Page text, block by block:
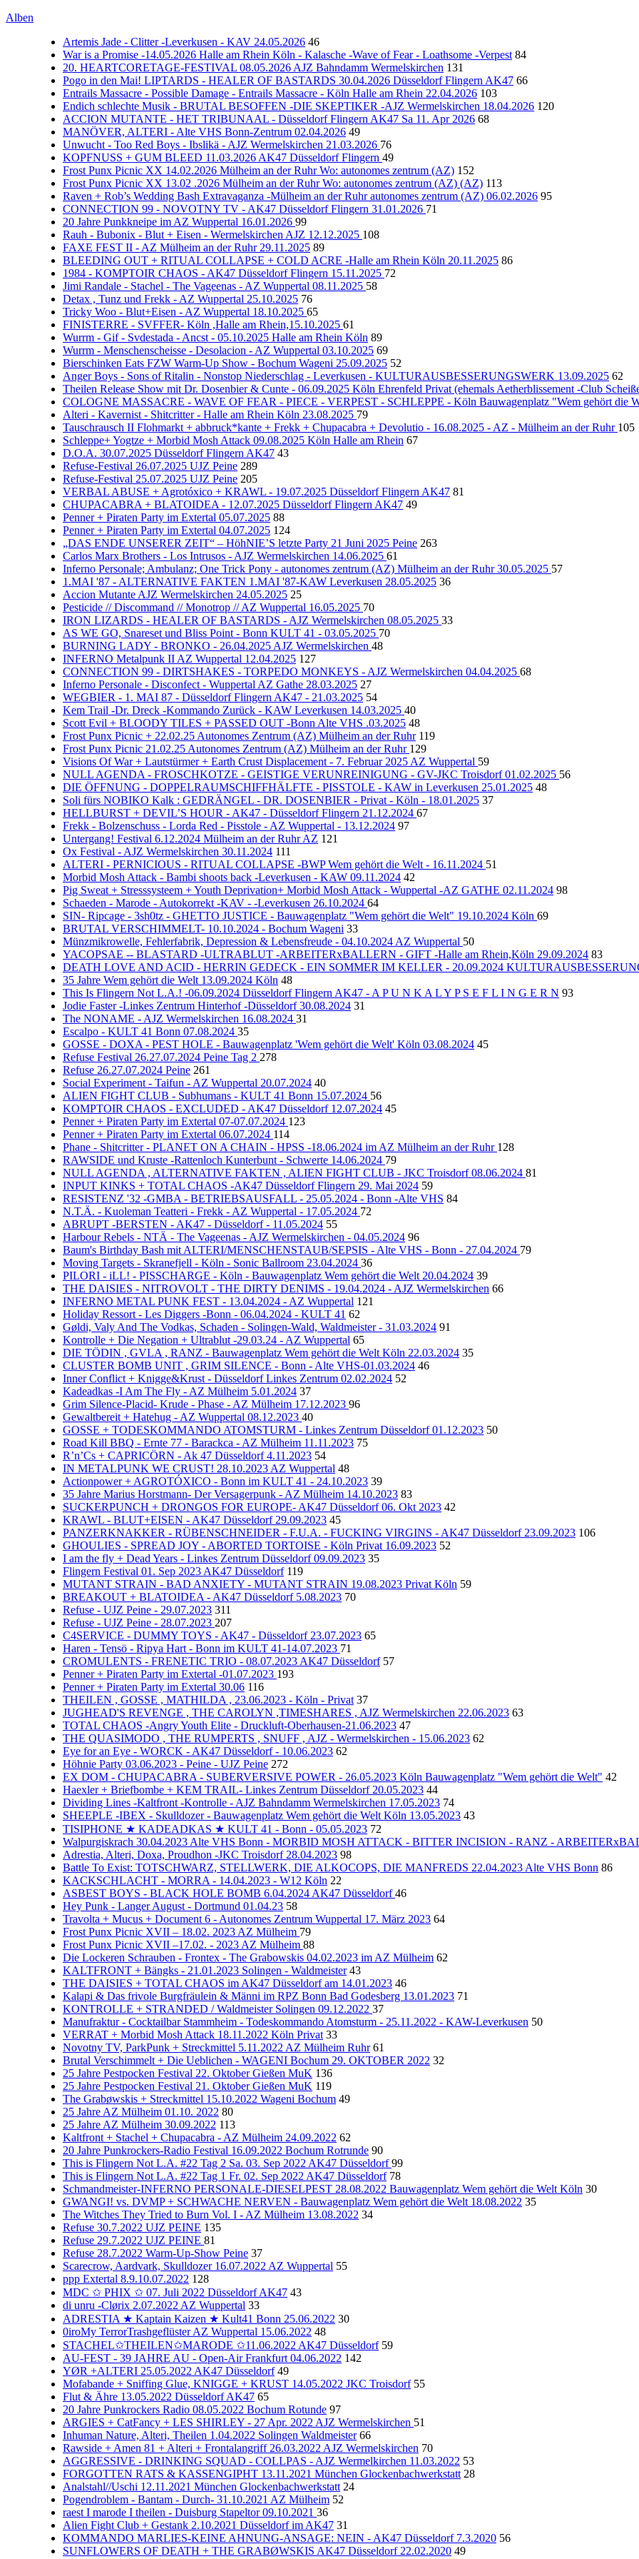
Alben
Artemis Jade - Clitter -Leverkusen - KAV 24.05.2026 46
War is a Promise -14.05.2026 Halle am Rhein Köln - Kalasche -Wave of Fear - Loathsome -Verpest 84
20. HEARTCORETAGE-FESTIVAL 08.05.2026 AJZ Bahndamm Wermelskirchen 131
Pogo in den Mai! LIPTARDS - HEALER OF BASTARDS 30.04.2026 Düsseldorf Flingern AK47 66
Entrails Massacre - Possible Damage - Entrails Massacre - Köln Halle am Rhein 22.04.2026 103
Endich schlechte Musik - BRUTAL BESOFFEN -DIE SKEPTIKER -AJZ Wermelskirchen 18.04.2026 120
ACCION MUTANTE - HET TRIBUNAAL - Düsseldorf Flingern AK47 Sa 11. Apr 2026 68
MANÖVER, ALTERI - Alte VHS Bonn-Zentrum 02.04.2026 49
Unwucht - Too Red Boys - Ibslikä - AJZ Wermelskirchen 21.03.2026 76
KOPFNUSS + GUM BLEED 11.03.2026 AK47 Düsseldorf Flingern 49
Frost Punx Picnic XX 14.02.2026 Mülheim an der Ruhr Wo: autonomes zentrum (AZ) 152
Frost Punx Picnic XX 13.02 .2026 Mülheim an der Ruhr Wo: autonomes zentrum (AZ) (AZ) 113
Raven + Rob’s Wedding Bash Extravaganza -Mülheim an der Ruhr autonomes zentrum (AZ) 06.02.2026 95
CONNECTION 99 - NOVOTNY TV - AK47 Düsseldorf Flingern 31.01.2026 71
20 Jahre Punkkneipe im AZ Wuppertal 16.01.2026 99
Rauh - Bubonix - Blut + Eisen - Wermelskirchen AJZ 12.12.2025 108
FAXE FEST II - AZ Mülheim an der Ruhr 29.11.2025 89
BLEEDING OUT + RITUAL COLLAPSE + COLD ACRE -Halle am Rhein Köln 20.11.2025 86
1984 - KOMPTOIR CHAOS - AK47 Düsseldorf Flingern 15.11.2025 72
Jimi Randale - Stachel - The Vageenas - AZ Wuppertal 08.11.2025 58
Detax , Tunz und Frekk - AZ Wuppertal 25.10.2025 76
Tricky Woo - Blut+Eisen - AZ Wuppertal 18.10.2025 65
FINISTERRE - SVFFER- Köln ,Halle am Rhein,15.10.2025 61
Wurrm - Gif - Svdestada - Ancst - 05.10.2025 Halle am Rhein Köln 89
Wurrm - Menschenscheisse - Desolacion - AZ Wuppertal 03.10.2025 69
Bierschinken Eats FZW Warm-Up Show - Bochum Wageni 25.09.2025 52
Anger Boys - Sons of Ritalin - Nonstop Niederschlag - Leverkusen - KULTURAUSBESSERUNGSWERK 13.09.2025 62
Theilen Release Show mit Dr. Dosenbier & Cunte - 06.09.2025 Köln Ehrenfeld Privat (ehemals Aetherblissement -Club
COLOGNE MASSACRE - WAVE OF FEAR - PIECE - VERPEST - SCHLEPPE - Köln Bauwagenplatz "Wem gehört die
Alteri - Kavernist - Shitcritter - Halle am Rhein Köln 23.08.2025 79
Tauschrausch II Flohmarkt + abbruck*kante + Frekk + Chupacabra + Devolutio - 16.08.2025 - AZ - Mülheim an der Ruhr 105
Schleppe+ Yogtze + Morbid Mosh Attack 09.08.2025 Köln Halle am Rhein 67
D.O.A. 30.07.2025 Düsseldorf Flingern AK47 43
Refuse-Festival 26.07.2025 UJZ Peine 289
Refuse-Festival 25.07.2025 UJZ Peine 205
VERBAL ABUSE + Agrotóxico + KRAWL - 19.07.2025 Düsseldorf Flingern AK47 81
CHUPACABRA + BLATOIDEA - 12.07.2025 Düsseldorf Flingern AK47 49
Penner + Piraten Party im Extertal 05.07.2025 88
Penner + Piraten Party im Extertal 04.07.2025 124
„DAS ENDE UNSERER ZEIT“ – HöhNIE’S letzte Party 21 Juni 2025 Peine 263
Carlos Marx Brothers - Los Intrusos - AJZ Wermelskirchen 14.06.2025 61
Inferno Personale; Ambulanz; One Trick Pony - autonomes zentrum (AZ) Mülheim an der Ruhr 30.05.2025 57
1.MAI '87 - ALTERNATIVE FAKTEN 1.MAI '87-KAW Leverkusen 28.05.2025 36
Accion Mutante AJZ Wermelskirchen 24.05.2025 25
Pesticide // Discommand // Monotrop // AZ Wuppertal 16.05.2025 70
IRON LIZARDS - HEALER OF BASTARDS - AJZ Wermelskirchen 08.05.2025 33
AS WE GO, Snareset und Bliss Point - Bonn KULT 41 - 03.05.2025 70
BURNING LADY - BRONKO - 26.04.2025 AJZ Wermelskirchen 48
INFERNO Metalpunk II AZ Wuppertal 12.04.2025 127
CONNECTION 99 - DIRTSHAKES - TORPEDO MONKEYS - AJZ Wermelskirchen 04.04.2025 68
Inferno Personale - Disconfect - Wuppertal AZ Gathe 28.03.2025 27
WEGBIER - 1. MAI 87 - Düsseldorf Flingern AK47 - 21.03.2025 54
Kem Trail -Dr. Dreck -Kommando Zurück - KAW Leverkusen 14.03.2025 40
Scott Evil + BLOODY TILES + PASSED OUT -Bonn Alte VHS .03.2025 48
Frost Punx Picnic + 22.02.25 Autonomes Zentrum (AZ) Mülheim an der Ruhr 119
Frost Punx Picnic 21.02.25 Autonomes Zentrum (AZ) Mülheim an der Ruhr 129
Visions Of War + Lautstürmer + Earth Crust Displacement - 7. Februar 2025 AZ Wuppertal 59
NULL AGENDA - FROSCHKOTZE - GEISTIGE VERUNREINIGUNG - GV-JKC Troisdorf 01.02.2025 56
DIE ÖFFNUNG - DOPPELRAUMSCHIFFHÄLFTE - PISSTOLE - KAW in Leverkusen 25.01.2025 48
Soli fürs NOBIKO Kalk : GEDRÄNGEL - DR. DOSENBIER - Privat - Köln - 18.01.2025 37
HELLBURST + DEVIL’S HOUR - AK47 - Düsseldorf Flingern 21.12.2024 67
Frekk - Bolzenschuss - Lorda Red - Pisstole - AZ Wuppertal - 13.12.2024 97
Untergang! Festival 6.12.2024 Mülheim an der Ruhr AZ 121
Ox Festival - AJZ Wermelskirchen 30.11.2024 111
ALTERI - PERNICIOUS - RITUAL COLLAPSE -BWP Wem gehört die Welt - 16.11.2024 51
Morbid Mosh Attack - Bambi shoots back -Leverkusen - KAW 09.11.2024 42
Pig Sweat + Stresssysteem + Youth Deprivation+ Morbid Mosh Attack - Wuppertal -AZ GATHE 02.11.2024 98
Schaeden - Marode - Autokorrekt -KAV - -Leverkusen 26.10.2024 64
SIN- Ripcage - 3sh0tz - GHETTO JUSTICE - Bauwagenplatz "Wem gehört die Welt" 19.10.2024 Köln 69
BRUTAL VERSCHIMMELT- 10.10.2024 - Bochum Wageni 33
Münzmikrowelle, Fehlerfabrik, Depression & Lebensfreude - 04.10.2024 AZ Wuppertal 50
YACOPSAE -- BLASTARD -ULTRABLUT -ARBEITERxBALLERN - GIFT -Halle am Rhein,Köln 29.09.2024 83
DEATH LOVE AND ACID - HERRIN GEDECK - EIN SOMMER IM KELLER - 20.09.2024
35 Jahre Wem gehört die Welt 13.09.2024 Köln 48
This Is Flingern Not L.A.! -06.09.2024 Düsseldorf Flingern AK47 - A P U N K A L Y P S E F L I N G E R N 93
Jodie Faster -Linkes Zentrum Hinterhof -Düsseldorf 30.08.2024 31
The NONAME - AJZ Wermelskirchen 16.08.2024 31
Escalpo - KULT 41 Bonn 07.08.2024 35
GOSSE - DOXA - PEST HOLE - Bauwagenplatz 'Wem gehört die Welt' Köln 03.08.2024 45
Refuse Festival 26.27.07.2024 Peine Tag 2 278
Refuse 26.27.07.2024 Peine 261
Social Experiment - Taifun - AZ Wuppertal 20.07.2024 40
ALIEN FIGHT CLUB - Subhumans - KULT 41 Bonn 15.07.2024 56
KOMPTOIR CHAOS - EXCLUDED - AK47 Düsseldorf 12.07.2024 45
Penner + Piraten Party im Extertal 07-07.07.2024 123
Penner + Piraten Party im Extertal 06.07.2024 114
Phane - Shitcritter - PLANET ON A CHAIN - HPSS -18.06.2024 im AZ Mülheim an der Ruhr 128
RAWSIDE und Kruste -Rattenloch Kunterbunt - Schwerte 14.06.2024 79
NULL AGENDA , ALTERNATIVE FAKTEN , ALIEN FIGHT CLUB - JKC Troisdorf 08.06.2024 81
INPUT KINKS + TOTAL CHAOS -AK47 Düsseldorf Flingern 29. Mai 2024 59
RESISTENZ '32 -GMBA - BETRIEBSAUSFALL - 25.05.2024 - Bonn -Alte VHS 84
N.T.Ä. - Kuoleman Teatteri - Frekk - AZ Wuppertal - 17.05.2024 72
ABRUPT -BERSTEN - AK47 - Düsseldorf - 11.05.2024 55
Harbour Rebels - NTÄ - The Vageenas - AJZ Wermelskirchen - 04.05.2024 96
Baum's Birthday Bash mit ALTERI/MENSCHENSTAUB/SEPSIS - Alte VHS - Bonn - 27.04.2024 79
Moving Targets - Skranefjell - Köln - Sonic Ballroom 23.04.2024 36
PILORI - iLL! - PISSCHARGE - Köln - Bauwagenplatz Wem gehört die Welt 20.04.2024 39
THE DAISIES - NITROVOLT - THE DIRTY DENIMS - 19.04.2024 - AJZ Wermelskirchen 66
INFERNO METAL PUNK FEST - 13.04.2024 - AZ Wuppertal 121
Holiday Ressort - Les Diggers -Bonn - 06.04.2024 - KULT 41 62
Gøldi, Valy And The Vodkas, Schaden - Solingen-Wald, Waldmeister - 31.03.2024 91
Kontrolle + Die Negation + Ultrablut -29.03.24 - AZ Wuppertal 65
DIE TÖDIN , GVLA , RANZ - Bauwagenplatz Wem gehört die Welt Köln 22.03.2024 35
CLUSTER BOMB UNIT , GRIM SILENCE - Bonn - Alte VHS-01.03.2024 46
Inner Conflict + Knigge&Krust - Düsseldorf Linkes Zentrum 02.02.2024 52
Kadeadkas -I Am The Fly - AZ Mülheim 5.01.2024 37
Grim Silence-Placid- Krude - Phase - AZ Mülheim 17.12.2023 96
Gewaltbereit + Hatehug - AZ Wuppertal 08.12.2023 40
GOSSE + TODESKOMMANDO ATOMSTURM - Linkes Zentrum Düsseldorf 01.12.2023 50
Road Kill BBQ - Ernte 77 - Barackca - AZ Mülheim 11.11.2023 75
R’n’Cs + CAPRICÖRN - Ak 47 Düsseldorf 4.11.2023 54
IN METALPUNK WE CRUST! 28.10.2023 AZ Wuppertal 48
Actionpower + AGROTÓXICO - Bonn im KULT 41 - 24.10.2023 39
35 Jahre Marius Horstmann- Der Versagerpunk - AZ Mülheim 14.10.2023 83
SUCKERPUNCH + DRONGOS FOR EUROPE- AK47 Düsseldorf 06. Okt 2023 42
KRAWL - BLUT+EISEN - AK47 Düsseldorf 29.09.2023 45
PANZERKNAKKER - RÜBENSCHNEIDER - F.U.A. - FUCKING VIRGINS - AK47 Düsseldorf 23.09.2023 106
GHOULIES - SPREAD JOY - ABORTED TORTOISE - Köln Privat 16.09.2023 52
I am the fly + Dead Years - Linkes Zentrum Düsseldorf 09.09.2023 35
Flingern Festival 01. Sep 2023 AK47 Düsseldorf 119
MUTANT STRAIN - BAD ANXIETY - MUTANT STRAIN 19.08.2023 Privat Köln 59
BREAKOUT + BLATOIDEA - AK47 Düsseldorf 5.08.2023 70
Refuse - UJZ Peine - 29.07.2023 311
Refuse - UJZ Peine - 28.07.2023 207
C4SERVICE - DUMMY TOYS - AK47 - Düsseldorf 23.07.2023 65
Haren - Tensö - Ripya Hart - Bonn im KULT 41-14.07.2023 71
CROMULENTS - FRENETIC TRIO - 08.07.2023 AK47 Düsseldorf 57
Penner + Piraten Party im Extertal -01.07.2023 193
Penner + Piraten Party im Extertal 30.06 116
THEILEN , GOSSE , MATHILDA , 23.06.2023 - Köln - Privat 37
JUGHEAD'S REVENGE , THE CAROLYN ,TIMESHARES , AJZ Wermelskirchen 22.06.2023 63
TOTAL CHAOS -Angry Youth Elite - Druckluft-Oberhausen-21.06.2023 47
THE QUASIMODO , THE RUMPERTS , SNUFF , AJZ - Wermelskirchen - 15.06.2023 62
Eye for an Eye - WORCK - AK47 Düsseldorf - 10.06.2023 62
Höhnie Party 03.06.2023 - Peine - UJZ Peine 272
EX DOM - CHUPACABRA - SUBERVERSIVE POWER - 26.05.2023 Köln Bauwagenplatz "Wem gehört die Welt" 42
Haexler + Briefbombe + KEM TRAIL- Linkes Zentrum Düsseldorf 20.05.2023 44
Dividing Lines -Kaltfront -Kontrolle - AJZ Bahndamm Wermelskirchen 17.05.2023 74
SHEEPLE -IBEX - Skulldozer - Bauwagenplatz Wem gehört die Welt Köln 13.05.2023 43
TISIPHONE ★ KADEADKAS ★ KULT 41 - Bonn - 05.05.2023 72
Walpurgiskrach 30.04.2023 Alte VHS Bonn - MORBID MOSH ATTACK - BITTER INCISION - RANZ -
Adrestia, Alteri, Doxa, Proudhon -JKC Troisdorf 28.04.2023 98
Battle To Exist: TOTSCHWARZ, STELLWERK, DIE ALKOCOPS, DIE MANFREDS 22.04.2023 Alte VHS Bonn 86
KACKSCHLACHT - MORRA - 14.04.2023 - W12 Köln 22
ASBEST BOYS - BLACK HOLE BOMB 6.04.2024 AK47 Düsseldorf46
Hey Punk - Langer August - Dortmund 01.04.23 58
Travolta + Mucus + Document 6 - Autonomes Zentrum Wuppertal 17. März 2023 64
Frost Punx Picnic XVII – 18.02. 2023 AZ Mülheim 79
Frost Punx Picnic XVII –17.02. - 2023 AZ Mülheim 88
Die Lockeren Schrauben - Frontex - The Grabowskis 04.02.2023 im AZ Mülheim 62
KALTFRONT + Bängks - 21.01.2023 Solingen - Waldmeister 43
THE DAISIES + TOTAL CHAOS im AK47 Düsseldorf am 14.01.2023 46
Kalapi & Das frivole Burgfräulein & Männi im RPZ Bonn Bad Godesberg 13.01.2023 71
KONTROLLE + STRANDED / Waldmeister Solingen 09.12.2022 37
Manufraktur - Cocktailbar Stammheim - Todeskommando Atomsturm - 25.11.2022 - KAW-Leverkusen 50
VERRAT + Morbid Mosh Attack 18.11.2022 Köln Privat 33
Novotny TV, ParkPunk + Streckmittel 5.11.2022 AZ Mülheim Ruhr 61
Brutal Verschimmelt + Die Ueblichen - WAGENI Bochum 29. OKTOBER 2022 32
25 Jahre Pestpocken Festival 22. Oktober Gießen MuK 136
25 Jahre Pestpocken Festival 21. Oktober Gießen MuK 119
The Grabøwskis + Streckmittel 15.10.2022 Wageni Bochum 49
25 Jahre AZ Mülheim 01.10. 2022 80
25 Jahre AZ Mülheim 30.09.2022 113
Kaltfront + Stachel + Chupacabra - AZ Mülheim 24.09.2022 62
20 Jahre Punkrockers-Radio Festival 16.09.2022 Bochum Rotrunde 90
This is Flingern Not L.A. #22 Tag 2 Sa. 03. Sep 2022 AK47 Düsseldorf99
This is Flingern Not L.A. #22 Tag 1 Fr. 02. Sep 2022 AK47 Düsseldorf 78
Schmandmeister-INFERNO PERSONALE-DIESELPEST 28.08.2022 Bauwagenplatz Wem gehört die Welt Köln 30
GWANGI! vs. DVMP + SCHWACHE NERVEN - Bauwagenplatz Wem gehört die Welt 18.08.2022 35
The Witches They Tried to Burn Vol. I - AZ Mülheim 13.08.2022 34
Refuse 30.7.2022 UJZ PEINE 135
Refuse 29.7.2022 UJZ PEINE 81
Refuse 28.7.2022 Warm-Up-Show Peine 37
Scarecrow, Aardvark, Skulldozer 16.07.2022 AZ Wuppertal 55
ppp Extertal 8.9.10.07.2022 128
MDC ✩ PHIX ✩ 07. Juli 2022 Düsseldorf AK47 43
di unru -Clørix 2.07.2022 AZ Wuppertal 33
ADRESTIA ★ Kaptain Kaizen ★ Kult41 Bonn 25.06.2022 30
0iroMy TerrorTrashgeflüster AZ Wuppertal 15.06.2022 48
STACHEL✩THEILEN✩MARODE ✩11.06.2022 AK47 Düsseldorf 59
AU-FEST - 39 JAHRE AU - Open-Air Frankfurt 04.06.2022 142
YØR +ALTERI 25.05.2022 AK47 Düsseldorf 49
Mofabande + Sniffing Glue, KNIGGE + KRUST 14.05.2022 JKC Troisdorf 55
Flut & Ähre 13.05.2022 Düsseldorf AK47 65
20 Jahre Punkrockers Radio 08.05.2022 Bochum Rotunde 97
ARGIES + CatFancy + LES SHIRLEY - 27 Apr. 2022 AJZ Wermelskirchen 51
Inhuman Nature, Alteri, Theilen 1.04.2022 Solingen Waldmeister 66
Rawside + Amen 81 + Alteri + Frontalangriff 26.03.2022 AJZ Wermelskirchen 70
AGGRESSIVE - DRINKING SQUAD - COLLPAS - AJZ Wermelkirchen 11.03.2022 53
FORGOTTEN RATS & KASSENGIPHT 13.11.2021 München Glockenbachwerkstatt 28
Analstahl//Uschi 12.11.2021 München Glockenbachwerkstatt 24
Pogendroblem - Bantam - Durch- 31.10.2021 AZ Mülheim 52
raest I marode I theilen - Duisburg Stapeltor 09.10.2021 36
Alien Fight Club + Gestank 2.10.2021 Düsseldorf im AK47 31
KOMMANDO MARLIES-KEINE AHNUNG-ANSAGE: NEIN - AK47 Düsseldorf 7.3.2020 56
SUNFLOWERS OF DEATH + THE GRABØWSKIS AK47 Düsseldorf 22.02.2020 49